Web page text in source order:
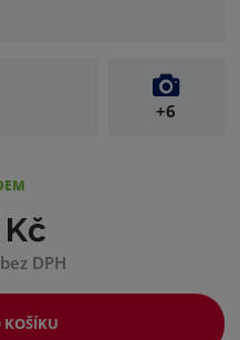
+6
DPH
KOŠÍKU